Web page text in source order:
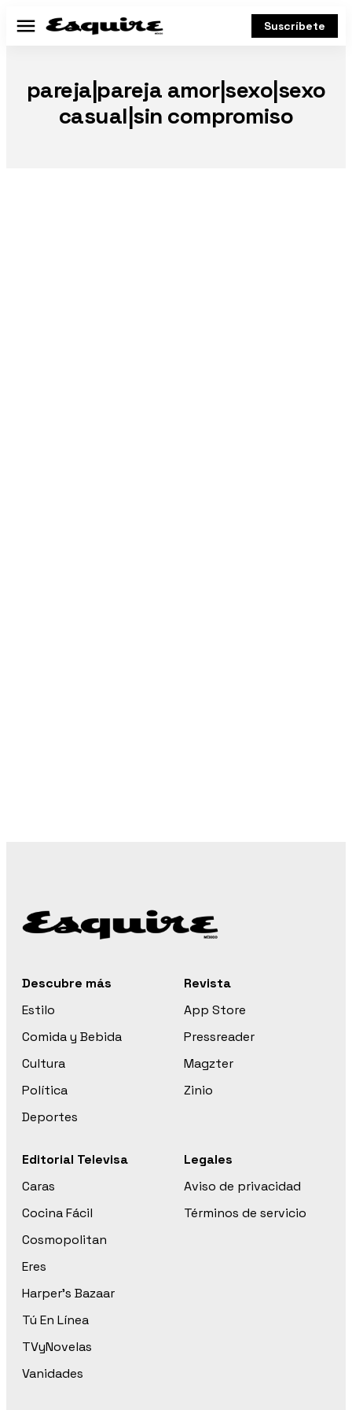
Menú Suscríbete
pareja|pareja amor|sexo|sexo
casual|sin compromiso
Descubre más
Estilo
Comida y Bebida
Cultura
Política
Deportes
Revista
App Store
Pressreader
Magzter
Zinio
Editorial Televisa
Caras
Cocina Fácil
Cosmopolitan
Eres
Harper’s Bazaar
Tú En Línea
TVyNovelas
Vanidades
Legales
Aviso de privacidad
Términos de servicio